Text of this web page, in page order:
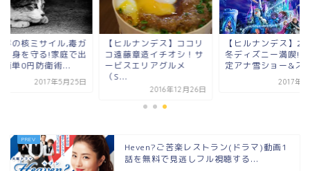
鮮の核ミサイル,毒ガ
ら身を守る!家庭で出
簡単0円防衛術...
2017年5月25日
【ヒルナンデス】ココリ
コ遠藤章造イチオシ！サ
ービスエリアグルメ
（S...
2016年12月26日
【ヒルナンデス】
冬ディズニー満喫!
定アナ雪ショー&ス
2017年2
Heven?ご苦楽レストラン(ドラマ)動画1
話を無料で見逃しフル視聴する...